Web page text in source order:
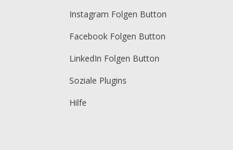
Instagram Folgen Button
Facebook Folgen Button
LinkedIn Folgen Button
Soziale Plugins
Hilfe